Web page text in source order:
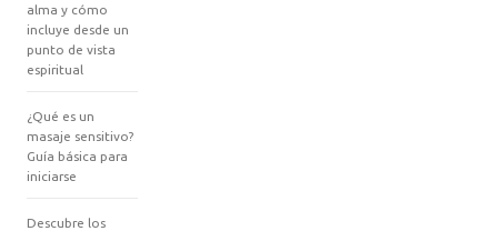
alma y cómo
incluye desde un
punto de vista
espiritual
¿Qué es un
masaje sensitivo?
Guía básica para
iniciarse
Descubre los